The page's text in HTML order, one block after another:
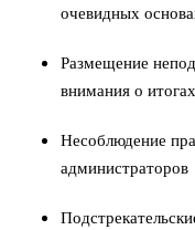
очевидных
Размещение
внимания о итогах
Несоблюдение
администраторов